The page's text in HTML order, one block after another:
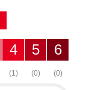
6
(0)
5
(0)
4
(1)